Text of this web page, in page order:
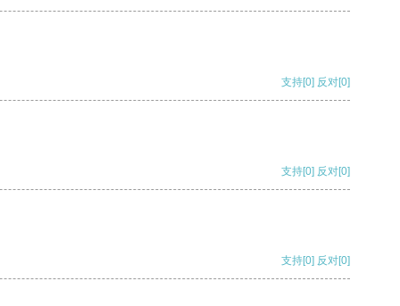
支持[0] 反对[0]
支持[0] 反对[0]
支持[0] 反对[0]